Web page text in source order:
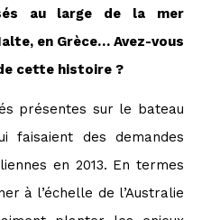
au large de la mer
en Grèce… Avez-vous
cette histoire ?
présentes sur le bateau
faisaient des demandes
en 2013. En termes
à l’échelle de l’Australie